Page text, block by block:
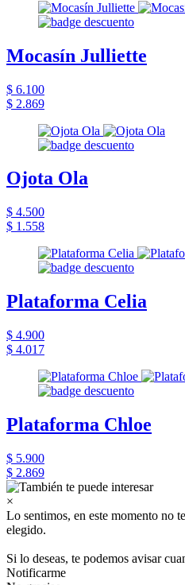
Mocasín Julliette
$ 6.100
$ 2.869
Ojota Ola
$ 4.500
$ 1.558
Plataforma Celia
$ 4.900
$ 4.017
Plataforma Chloe
$ 5.900
$ 2.869
×
Lo sentimos, en este momento no
elegido.
Si lo deseas, te podemos avisar
Notificarme